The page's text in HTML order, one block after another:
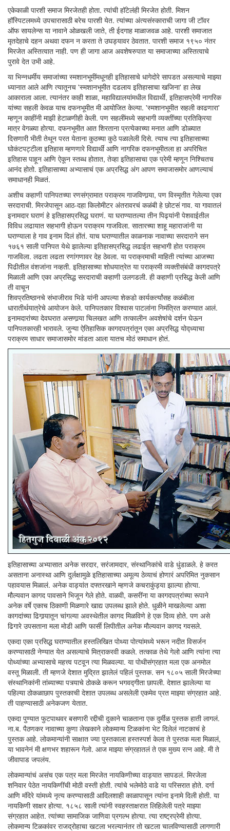
एकेकाळी पारशी समाज मिरजेतही होता. त्यांची हॉटेलंही मिरजेत होती. मिशन
हॉस्पिटलमध्ये उपचारासाठी बरेच पारशी येत. त्यांच्या अंत्यसंस्काराची जागा जी टॉवर
ऑफ सायलेन्स या नावाने ओळखली जाते, ती ईदगाह माळाजवळ आहे. पारशी समाजात
मृतदेहाचे दहन अथवा दफन न करता ते उघड्यावर ठेवतात. पारशी समाज १९५० नंतर
मिरजेत अस्तित्वात नाही. पण ही जागा आज अवशेषरुपात या समाजाच्या अस्तित्वाचे
पुरावे देत उभी आहे.
या भिन्नधर्मीय समाजांच्या स्मशानभूमींमधूनही इतिहासाचे धागेदोरे सापडत असल्याचे माझ्या
ध्यानात आले आणि त्यातूनच 'स्मशानभूमीत दडलाय इतिहासाचा खजिना' हा लेख
आकाराला आला. त्यानंतर काही शाळा, महाविद्यालयांमधील विद्यार्थी, इतिहासप्रेमी नागरिक
यांच्या सहली केवळ याच दफनभूमीत मी आयोजित केल्या. 'स्मशानभूमीत सहली काढणारा'
म्हणून काहींनी माझी हेटाळणीही केली. पण सहलींमध्ये सहभागी व्यक्तींच्या प्रतिक्रिया
मात्र वेगळ्या होत्या. दफनभूमीत आत शिरताना प्रत्येकाच्या मनात आणि डोळ्यात
दिसणारी भीती तेथून परत येताना कुठच्या कुठे पळालेली दिसे. त्याच त्या इतिहासाच्या
घोकंटपट्टीला इतिहास म्हणणारे विद्यार्थी आणि नागरिक दफनभूमीतला हा अपरिचित
इतिहास पाहून आणि ऐकून स्तब्ध होतात, तेव्हा इतिहासाचा एक प्रेमी म्हणून निश्चितच
आनंद होतो. इतिहासाच्या अभ्यासाचं एक अप्रसिद्ध अंग आपण समाजासमोर आणल्याचं
समाधानही मिळतं.
अशीच कहाणी पानिपतच्या रणसंग्रामात पराक्रम गाजविणार्‍या, पण विस्मृतीत गेलेल्या एका
सरदाराची. मिरजेपासून आठ-दहा किलोमीटर अंतरावरचं कळंबी हे छोटसं गाव. या गावातलं
इनामदार घराणं हे इतिहासप्रसिद्ध घराणं. या घराण्यातल्या तीन पिढ्यांनी पेशवाईतील
विविध लढायात सहभागी होऊन पराक्रम गाजविला. सातारच्या शाहू महाराजांनी या
घराण्याला हे गाव इनाम दिलं होंतं. याच घराण्यातील काळनाक नावाच्या सरदाराने सन
१७६१ साली पानिपत येथे झालेल्या इतिहासप्रसिद्ध लढाईत सहभागी होत पराक्रम
गाजविला. लढता लढता रणांगणावर देह ठेवला. या पराक्रमाची माहिती त्यांच्या आजच्या
पिढीतील वंशजांना नव्हती. इतिहासाच्या शोधयात्रेत या पराक्रमी व्यक्तीसंबंधी कागदपत्रे
मिळाली आणि एका अप्रसिद्ध सरदाराची कहाणी उलगडली. ही कहाणी प्रसिद्ध केली आणि
ती वाचून
शिवप्रतिष्ठानचे संभाजीराव भिडे यांनी आपल्या शेकडो कार्यकर्त्यांसह कळंबीला
धारातीर्थयात्रेचे आयोजन केले. पानिपतकार विश्वास पाटलांना निमंत्रित करण्यात आलं.
इनामदारांच्या देवघरात असणार्‍या चिलखत आणि तत्कालीन अवशेषांचे दर्शन घेऊन
पानिपतकारही भारावले. जुन्या ऐतिहासिक कागदपत्रांतून एका अप्रसिद्ध योद्ध्याचा
पराक्रम साधार समाजासमोर मांडता आला यातच मोठं समाधान होतं.
इतिहासाच्या अभ्यासात अनेक सरदार, सरंजामदार, संस्थानिकांचे वाडे धुंडाळले. हे करत
असताना अनास्था आणि दुर्लक्षामुळे इतिहासाच्या अमूल्य ठेव्याचं होणारं अपरिमित नुकसान
पहावयास मिळालं. अनेक वाड्यांत दफ्तरखाने म्हणजे कचराकुंड्या झाल्या होत्या.
मौल्यवान कागद पावसाने भिजून गेले होते. वाळवी, कसरींना या कागदपत्रांच्या रूपाने
अनेक वर्षे एकाच ठिकाणी मिळणारे खाद्य उपलब्ध झाले होते. धुळीने माखलेल्या अशा
कागदांच्या ढिगार्‍यातून चांगल्या अवस्थेतील कागद मिळविणे हे एक दिव्य होते. पण असे
ढिगारे उपसताना मला मोडी आणि फार्सी लिपीतील अनेक मौल्यवान कागद गवसले.
एकदा एका प्रसिद्ध घराण्यातील हस्तलिखित पोथ्या पोत्यांमध्ये भरून नदीत विसर्जन
करण्यासाठी नेण्यात येत असल्याचे मित्राकरवी कळले. तत्काळ तेथे गेलो आणि त्यांना त्या
पोथ्यांच्या अभ्यासाचे महत्त्व पटवून त्या मिळवल्या. या पोथीसंग्रहात मला एक अनमोल
वस्तू मिळाली. ती म्हणजे देशात मुद्रित झालेलं पहिलं पुस्तक. सन १८०५ साली मिरजेच्या
संस्थानिकांनी तांब्याच्या पत्र्याचे ठोकळे करून भगवद्गीता छापली. देशात झालेल्या या
पहिल्या ठोकळाछाप पुस्तकाची देशात उपलब्ध असलेली एकमेव प्रत माझ्या संग्रहात आहे.
ती पाहण्यासाठी अनेकजण येतात.
एकदा पुण्यात फुटपाथवर बसणारी रद्दीची दुकाने चाळताना एक दुर्मीळ पुस्तक हाती लागलं.
ना.ब. पैठणकर नावाच्या कुणा लेखकाने लोकमान्य टिळकांना भेट दिलेलं नाटकाचं हे
पुस्तक आहे. लोकमान्यांनी साक्षात ज्या पुस्तकाला हस्तस्पर्श केला ते पुस्तक मला मिळालं,
या भावनेनं मी क्षणभर शहारून गेलो. आज माझ्या संग्रहातलं ते एक मुख्य रत्न आहे. मी ते
जीवापाड जपलंय.
लोकमान्यांचं असंच एक पत्र मला मिरजेत नायकिणीच्या वाड्यात सापडलं. मिरजेला
शनिवार पेठेत नायकिणींची मोठी वस्ती होती. त्यांचे भलेमोठे वाडे या परिसरात होते. दर्गा
आणि मंदिरे यांमध्ये नृत्य करण्यासाठी आदिलशाही काळापासून त्यांना इनामे दिली होती. या
नायकिणी साक्षर होत्या. १८५८ साली त्यांनी स्वहस्ताक्षरात लिहिलेली पत्रे माझ्या
संग्रहात आहेत. त्यांच्या सामाजिक जाणिवा प्रगल्भ होत्या. त्या राष्ट्रप्रेमी होत्या.
लोकमान्य टिळकांवर राजद्रोहाचा खटला भरल्यानंतर तो खटला चालविण्यासाठी लागणारी